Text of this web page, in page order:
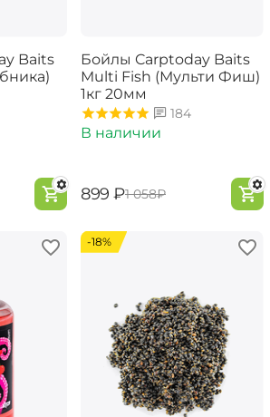
Baits
Бойлы Carptoday Baits
Multi Fish (Мульти Фиш)
1кг 20мм
184
В наличии
‍899‍ ₽‍1 058‍₽
-18%